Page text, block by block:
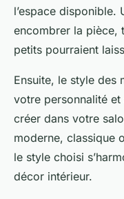
l’espace
encombrer la pièce,
petits pourraient
Ensuite, le style des
votre personnalité et
créer dans votre
moderne, classique
le style choisi
décor intérieur.